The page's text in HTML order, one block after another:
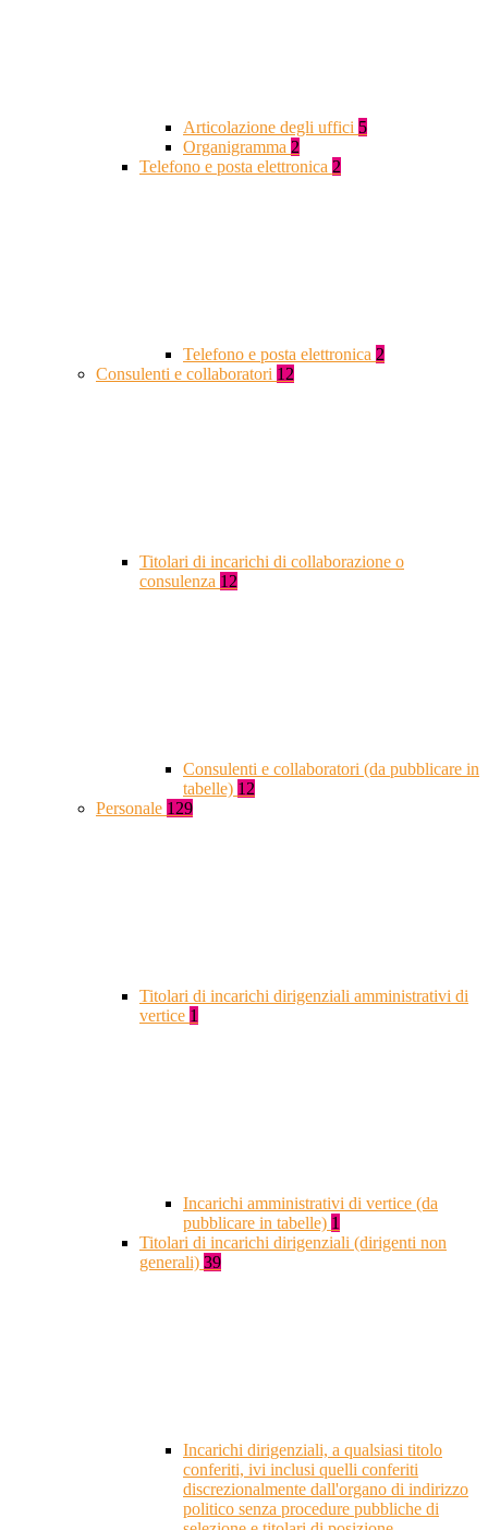
Articolazione degli uffici 5
Organigramma 2
Telefono e posta elettronica 2
Telefono e posta elettronica 2
Consulenti e collaboratori 12
Titolari di incarichi di collaborazione o
consulenza 12
Consulenti e collaboratori (da pubblicare in
tabelle) 12
Personale 129
Titolari di incarichi dirigenziali amministrativi di
vertice 1
Incarichi amministrativi di vertice (da
pubblicare in tabelle) 1
Titolari di incarichi dirigenziali (dirigenti non
generali) 39
Incarichi dirigenziali, a qualsiasi titolo
conferiti, ivi inclusi quelli conferiti
discrezionalmente dall'organo di indirizzo
politico senza procedure pubbliche di